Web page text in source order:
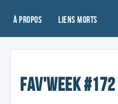
À propos Liens morts
Fav'week